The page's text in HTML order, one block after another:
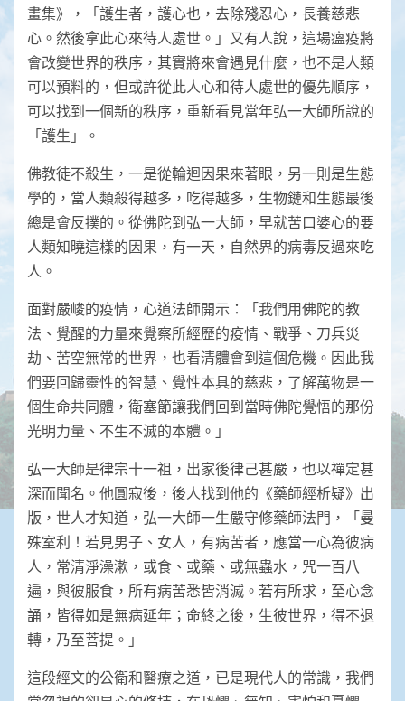
畫集》，「護生者，護心也，去除殘忍心，長養慈悲
心。然後拿此心來待人處世。」又有人說，這場瘟疫將
會改變世界的秩序，其實將來會遇見什麼，也不是人類
可以預料的，但或許從此人心和待人處世的優先順序，
可以找到一個新的秩序，重新看見當年弘一大師所說的
「護生」。
佛教徒不殺生，一是從輪迴因果來著眼，另一則是生態
學的，當人類殺得越多，吃得越多，生物鏈和生態最後
總是會反撲的。從佛陀到弘一大師，早就苦口婆心的要
人類知曉這樣的因果，有一天，自然界的病毒反過來吃
人。
面對嚴峻的疫情，心道法師開示：「我們用佛陀的教
法、覺醒的力量來覺察所經歷的疫情、戰爭、刀兵災
劫、苦空無常的世界，也看清體會到這個危機。因此我
們要回歸靈性的智慧、覺性本具的慈悲，了解萬物是一
個生命共同體，衛塞節讓我們回到當時佛陀覺悟的那份
光明力量、不生不滅的本體。」
弘一大師是律宗十一祖，出家後律己甚嚴，也以禪定甚
深而聞名。他圓寂後，後人找到他的《藥師經析疑》出
版，世人才知道，弘一大師一生嚴守修藥師法門，「曼
殊室利！若見男子、女人，有病苦者，應當一心為彼病
人，常清淨澡漱，或食、或藥、或無蟲水，咒一百八
遍，與彼服食，所有病苦悉皆消滅。若有所求，至心念
誦，皆得如是無病延年；命終之後，生彼世界，得不退
轉，乃至菩提。」
這段經文的公衛和醫療之道，已是現代人的常識，我們